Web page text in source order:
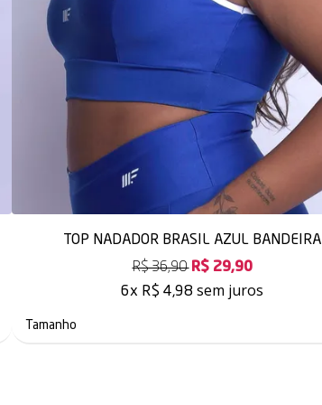
TOP NADADOR BRASIL AZUL BANDEIRA
R$ 36,90 R$ 29,90
6x R$ 4,98 sem juros